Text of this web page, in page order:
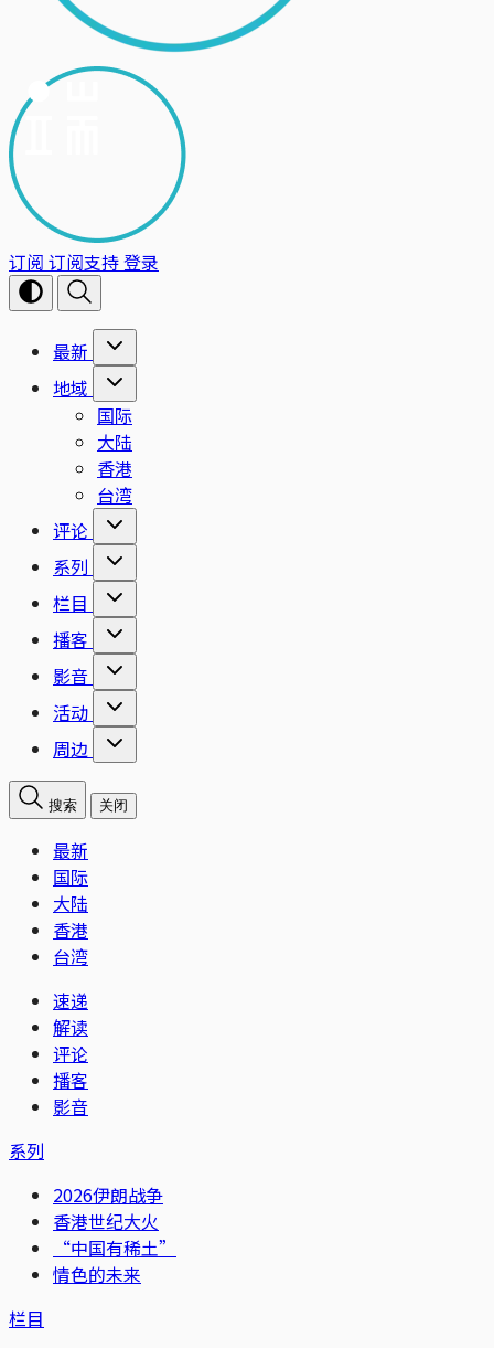
订阅 订阅支持登录
最新
地域
国际
大陆
香港
台湾
评论
系列
栏目
播客
影音
活动
周边
搜索 关闭
最新
国际
大陆
香港
台湾
速递
解读
评论
播客
影音
系列
2026伊朗战争
香港世纪大火
“中国有稀土”
情色的未来
栏目